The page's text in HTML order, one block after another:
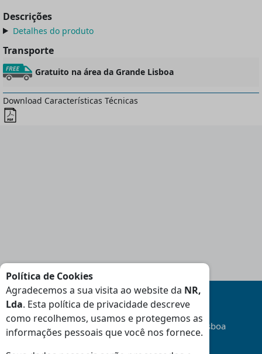
Descrições
Detalhes do produto
Transporte
Gratuito na área da Grande Lisboa
Download Características Técnicas
Política de Cookies
Agradecemos a sua visita ao website da NR,
Lda. Esta política de privacidade descreve
como recolhemos, usamos e protegemos as
informações pessoais que você nos fornece.
TransporteGratuitona área da Grande Lisboa
(Consulte Condições )